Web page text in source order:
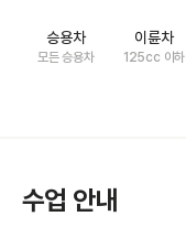
승용차
모든 승용차
이륜차
125cc 이하
수업 안내